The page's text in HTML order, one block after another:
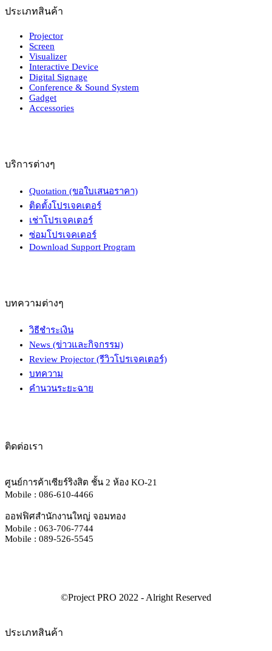
ประเภทสินค้า
Projector
Screen
Visualizer
Interactive Device
Digital Signage
Conference & Sound System
Gadget
Accessories
บริการต่างๆ
Quotation (ขอใบเสนอราคา)
ติดตั้งโปรเจคเตอร์
เช่าโปรเจคเตอร์
ซ่อมโปรเจคเตอร์
Download Support Program
บทความต่างๆ
วิธีชำระเงิน
News (ข่าวและกิจกรรม)
Review Projector (รีวิวโปรเจคเตอร์)
บทความ
คำนวนระยะฉาย
ติดต่อเรา
ศูนย์การค้าเซียร์ริงสิต ชั้น 2 ห้อง KO-21
Mobile : 086-610-4466
ออฟฟิศสำนักงานใหญ่ จอมทอง
Mobile : 063-706-7744
Mobile : 089-526-5545
ประเภทสินค้า